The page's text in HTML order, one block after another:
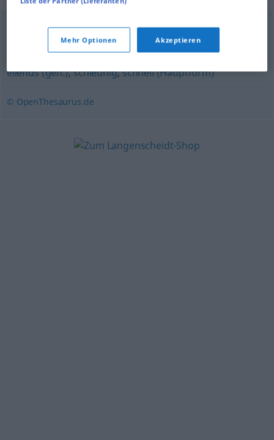
fix (ugs.), flink,dalli (ugs.) ,zackig (ugs.)
hurtig,eilig,munter,flugs,geschwind (veraltend)
eilends (geh.),schleunig,schnell (Hauptform)
© OpenThesaurus.de
Mehr Optionen Akzeptieren